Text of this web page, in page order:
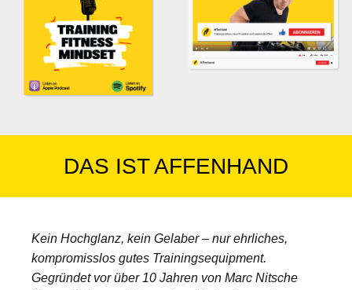
DAS IST AFFENHAND
Kein Hochglanz, kein Gelaber – nur ehrliches,
kompromisslos gutes Trainingsequipment.
Gegründet vor über 10 Jahren von Marc Nitsche